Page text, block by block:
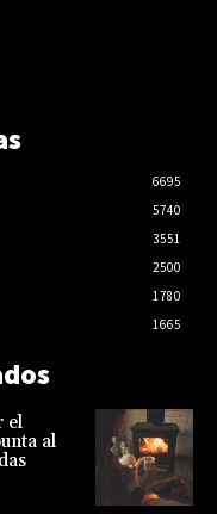
6695
5740
3551
2500
1780
1665
el
al